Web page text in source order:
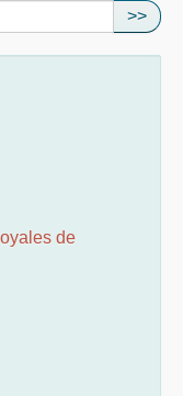
>>
de